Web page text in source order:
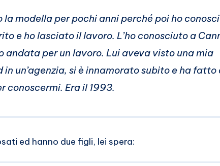
la modella per pochi anni perché poi ho
e ho lasciato il lavoro. L’ho conosciuto a
andata per un lavoro. Lui aveva visto una mia
in un’agenzia, si è innamorato subito e ha fatto
conoscermi. Era il 1993.
ed hanno due figli, lei spera: